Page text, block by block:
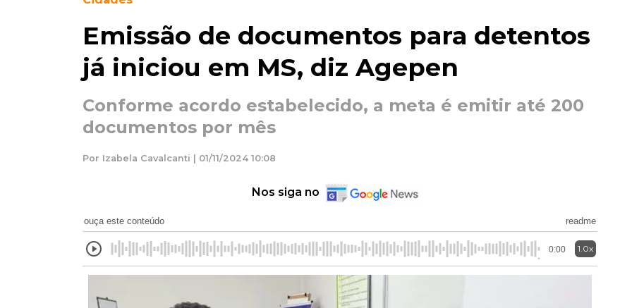
Emissão de documentos para detentos
já iniciou em MS, diz Agepen
Conforme acordo estabelecido, a meta é emitir até 200
documentos por mês
Por Izabela Cavalcanti | 01/11/2024 10:08
Nos siga no
ouça este conteúdo readme
0:00 1.0x